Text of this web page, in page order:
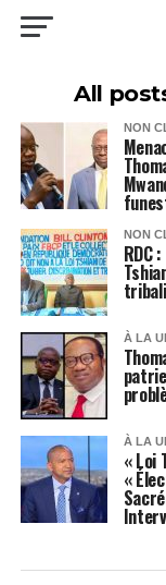
All
NON
NON
RDC
À LA
À LA
« Loi
«